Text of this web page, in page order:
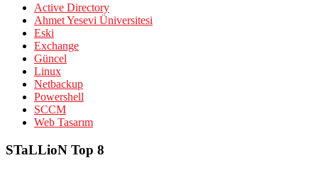
Active Directory
Ahmet Yesevi Üniversitesi
Eski
Exchange
Güncel
Linux
Netbackup
Powershell
SCCM
Web Tasarım
STaLLioN Top 8